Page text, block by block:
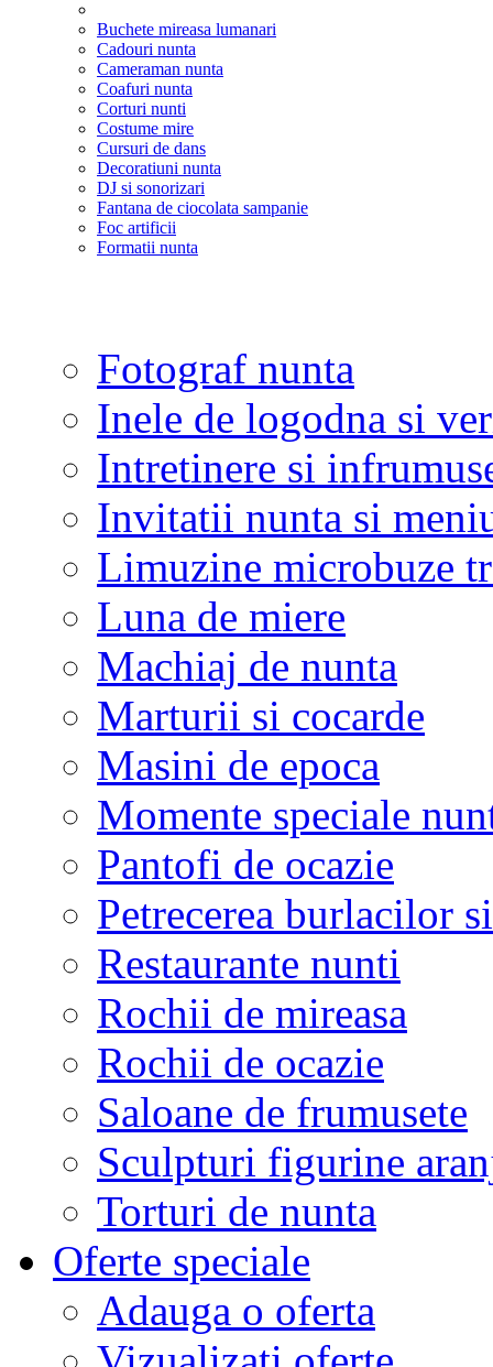
Buchete mireasa lumanari
Cadouri nunta
Cameraman nunta
Coafuri nunta
Corturi nunti
Costume mire
Cursuri de dans
Decoratiuni nunta
DJ si sonorizari
Fantana de ciocolata sampanie
Foc artificii
Formatii nunta
Fotograf nunta
Inele de logodna si
Intretinere si
Invitatii nunta si
Limuzine microbuze
Luna de miere
Machiaj de nunta
Marturii si cocarde
Masini de epoca
Momente speciale
Pantofi de ocazie
Petrecerea burlacilor
Restaurante nunti
Rochii de mireasa
Rochii de ocazie
Saloane de frumusete
Sculpturi figurine
Torturi de nunta
Oferte speciale
Adauga o oferta